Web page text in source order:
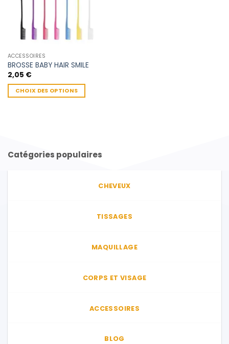
ACCESSOIRES
BROSSE BABY HAIR SMILE
2,05 €
CHOIX DES OPTIONS
Les
Catégories populaires
CHEVEUX
TISSAGES
MAQUILLAGE
CORPS ET VISAGE
ACCESSOIRES
BLOG